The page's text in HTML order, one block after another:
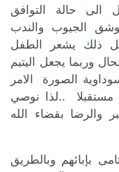
حالة التوافق
وشق الجيوب والندب
كل ذلك يشعر الطفل
وربما يجعل اليتيم
الصورة الامر
..لذا نوصي
والرضا بقضاء الله
بإبائهم وبالطريق